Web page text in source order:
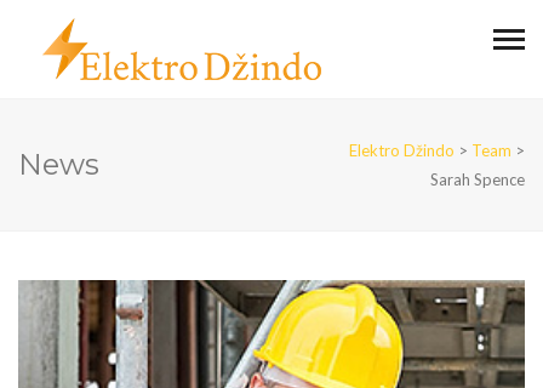
News Elektro Džindo > Team >
Sarah Spence